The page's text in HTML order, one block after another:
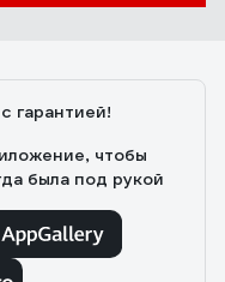
гарантией!
чтобы
была под рукой